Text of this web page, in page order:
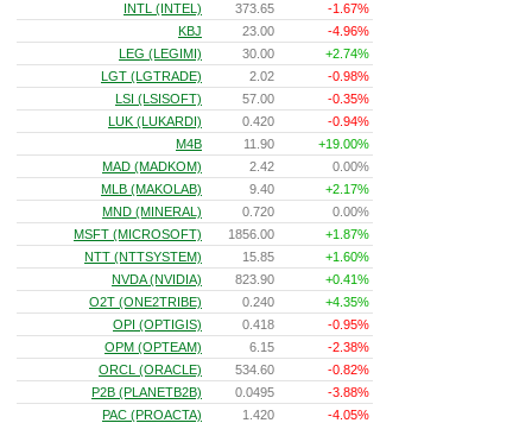
INTL (INTEL)
373.65
-1.67%
KBJ
23.00
-4.96%
LEG (LEGIMI)
30.00
+2.74%
LGT (LGTRADE)
2.02
-0.98%
LSI (LSISOFT)
57.00
-0.35%
LUK (LUKARDI)
0.420
-0.94%
M4B
11.90
+19.00%
MAD (MADKOM)
2.42
0.00%
MLB (MAKOLAB)
9.40
+2.17%
MND (MINERAL)
0.720
0.00%
MSFT (MICROSOFT)
1856.00
+1.87%
NTT (NTTSYSTEM)
15.85
+1.60%
NVDA (NVIDIA)
823.90
+0.41%
O2T (ONE2TRIBE)
0.240
+4.35%
OPI (OPTIGIS)
0.418
-0.95%
OPM (OPTEAM)
6.15
-2.38%
ORCL (ORACLE)
534.60
-0.82%
P2B (PLANETB2B)
0.0495
-3.88%
PAC (PROACTA)
1.420
-4.05%